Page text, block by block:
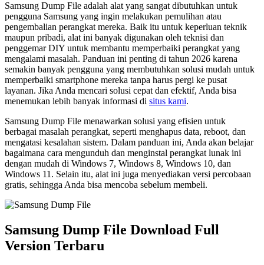
Samsung Dump File adalah alat yang sangat dibutuhkan untuk
pengguna Samsung yang ingin melakukan pemulihan atau
pengembalian perangkat mereka. Baik itu untuk keperluan teknik
maupun pribadi, alat ini banyak digunakan oleh teknisi dan
penggemar DIY untuk membantu memperbaiki perangkat yang
mengalami masalah. Panduan ini penting di tahun 2026 karena
semakin banyak pengguna yang membutuhkan solusi mudah untuk
memperbaiki smartphone mereka tanpa harus pergi ke pusat
layanan. Jika Anda mencari solusi cepat dan efektif, Anda bisa
menemukan lebih banyak informasi di situs kami.
Samsung Dump File menawarkan solusi yang efisien untuk
berbagai masalah perangkat, seperti menghapus data, reboot, dan
mengatasi kesalahan sistem. Dalam panduan ini, Anda akan belajar
bagaimana cara mengunduh dan menginstal perangkat lunak ini
dengan mudah di Windows 7, Windows 8, Windows 10, dan
Windows 11. Selain itu, alat ini juga menyediakan versi percobaan
gratis, sehingga Anda bisa mencoba sebelum membeli.
Samsung Dump File Download Full
Version Terbaru